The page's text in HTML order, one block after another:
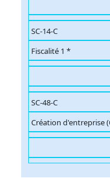
SC-14-C
Fiscalité 1 *
SC-48-C
Création d'entreprise